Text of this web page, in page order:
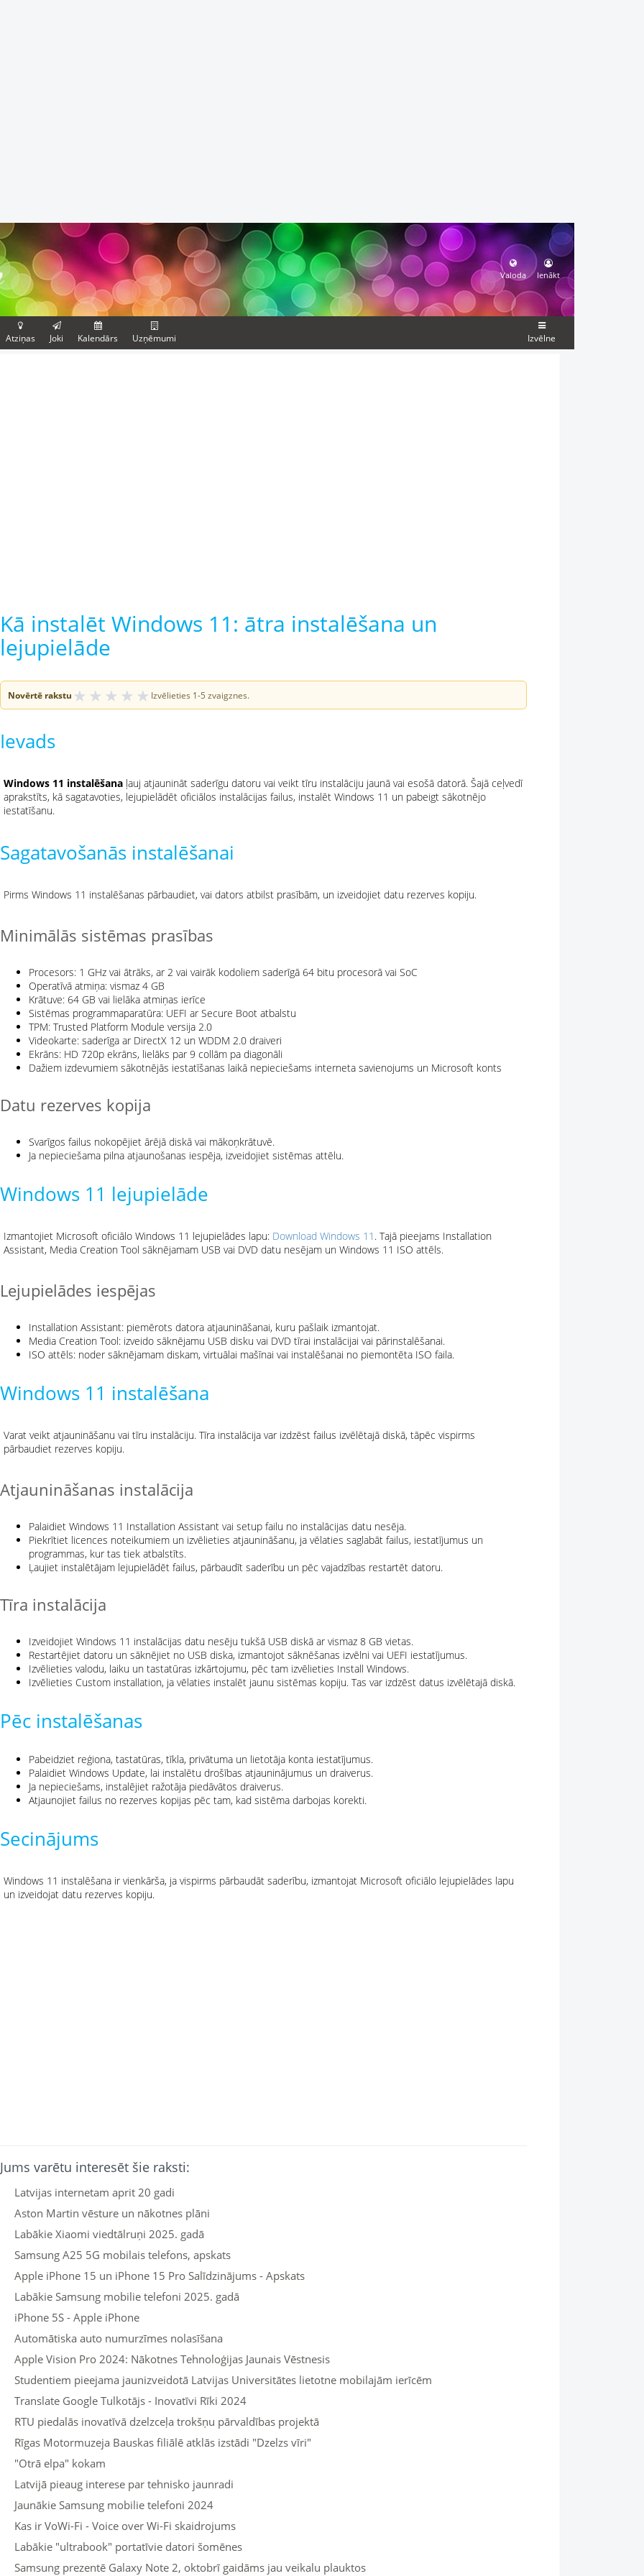
Valoda Ienākt
Atziņas Joki Kalendārs Uzņēmumi Izvēlne
Kā instalēt Windows 11: ātra instalēšana un
lejupielāde
Novērtē rakstu ★ ★ ★ ★ ★ Izvēlieties 1-5 zvaigznes.
Ievads
Windows 11 instalēšana ļauj atjaunināt saderīgu datoru vai veikt tīru instalāciju jaunā vai esošā datorā. Šajā ceļvedī
aprakstīts, kā sagatavoties, lejupielādēt oficiālos instalācijas failus, instalēt Windows 11 un pabeigt sākotnējo
iestatīšanu.
Sagatavošanās instalēšanai
Pirms Windows 11 instalēšanas pārbaudiet, vai dators atbilst prasībām, un izveidojiet datu rezerves kopiju.
Minimālās sistēmas prasības
Procesors: 1 GHz vai ātrāks, ar 2 vai vairāk kodoliem saderīgā 64 bitu procesorā vai SoC
Operatīvā atmiņa: vismaz 4 GB
Krātuve: 64 GB vai lielāka atmiņas ierīce
Sistēmas programmaparatūra: UEFI ar Secure Boot atbalstu
TPM: Trusted Platform Module versija 2.0
Videokarte: saderīga ar DirectX 12 un WDDM 2.0 draiveri
Ekrāns: HD 720p ekrāns, lielāks par 9 collām pa diagonāli
Dažiem izdevumiem sākotnējās iestatīšanas laikā nepieciešams interneta savienojums un Microsoft konts
Datu rezerves kopija
Svarīgos failus nokopējiet ārējā diskā vai mākoņkrātuvē.
Ja nepieciešama pilna atjaunošanas iespēja, izveidojiet sistēmas attēlu.
Windows 11 lejupielāde
Izmantojiet Microsoft oficiālo Windows 11 lejupielādes lapu: Download Windows 11 . Tajā pieejams Installation
Assistant, Media Creation Tool sāknējamam USB vai DVD datu nesējam un Windows 11 ISO attēls.
Lejupielādes iespējas
Installation Assistant: piemērots datora atjaunināšanai, kuru pašlaik izmantojat.
Media Creation Tool: izveido sāknējamu USB disku vai DVD tīrai instalācijai vai pārinstalēšanai.
ISO attēls: noder sāknējamam diskam, virtuālai mašīnai vai instalēšanai no piemontēta ISO faila.
Windows 11 instalēšana
Varat veikt atjaunināšanu vai tīru instalāciju. Tīra instalācija var izdzēst failus izvēlētajā diskā, tāpēc vispirms
pārbaudiet rezerves kopiju.
Atjaunināšanas instalācija
Palaidiet Windows 11 Installation Assistant vai setup failu no instalācijas datu nesēja.
Piekrītiet licences noteikumiem un izvēlieties atjaunināšanu, ja vēlaties saglabāt failus, iestatījumus un
programmas, kur tas tiek atbalstīts.
Ļaujiet instalētājam lejupielādēt failus, pārbaudīt saderību un pēc vajadzības restartēt datoru.
Tīra instalācija
Izveidojiet Windows 11 instalācijas datu nesēju tukšā USB diskā ar vismaz 8 GB vietas.
Restartējiet datoru un sāknējiet no USB diska, izmantojot sāknēšanas izvēlni vai UEFI iestatījumus.
Izvēlieties valodu, laiku un tastatūras izkārtojumu, pēc tam izvēlieties Install Windows.
Izvēlieties Custom installation, ja vēlaties instalēt jaunu sistēmas kopiju. Tas var izdzēst datus izvēlētajā diskā.
Pēc instalēšanas
Pabeidziet reģiona, tastatūras, tīkla, privātuma un lietotāja konta iestatījumus.
Palaidiet Windows Update, lai instalētu drošības atjauninājumus un draiverus.
Ja nepieciešams, instalējiet ražotāja piedāvātos draiverus.
Atjaunojiet failus no rezerves kopijas pēc tam, kad sistēma darbojas korekti.
Secinājums
Windows 11 instalēšana ir vienkārša, ja vispirms pārbaudāt saderību, izmantojat Microsoft oficiālo lejupielādes lapu
un izveidojat datu rezerves kopiju.
Jums varētu interesēt šie raksti:
Latvijas internetam aprit 20 gadi
Aston Martin vēsture un nākotnes plāni
Labākie Xiaomi viedtālruņi 2025. gadā
Samsung A25 5G mobilais telefons, apskats
Apple iPhone 15 un iPhone 15 Pro Salīdzinājums - Apskats
Labākie Samsung mobilie telefoni 2025. gadā
iPhone 5S - Apple iPhone
Automātiska auto numurzīmes nolasīšana
Apple Vision Pro 2024: Nākotnes Tehnoloģijas Jaunais Vēstnesis
Studentiem pieejama jaunizveidotā Latvijas Universitātes lietotne mobilajām ierīcēm
Translate Google Tulkotājs - Inovatīvi Rīki 2024
RTU piedalās inovatīvā dzelzceļa trokšņu pārvaldības projektā
Rīgas Motormuzeja Bauskas filiālē atklās izstādi "Dzelzs vīri"
"Otrā elpa" kokam
Latvijā pieaug interese par tehnisko jaunradi
Jaunākie Samsung mobilie telefoni 2024
Kas ir VoWi-Fi - Voice over Wi-Fi skaidrojums
Labākie "ultrabook" portatīvie datori šomēnes
Samsung prezentē Galaxy Note 2, oktobrī gaidāms jau veikalu plauktos